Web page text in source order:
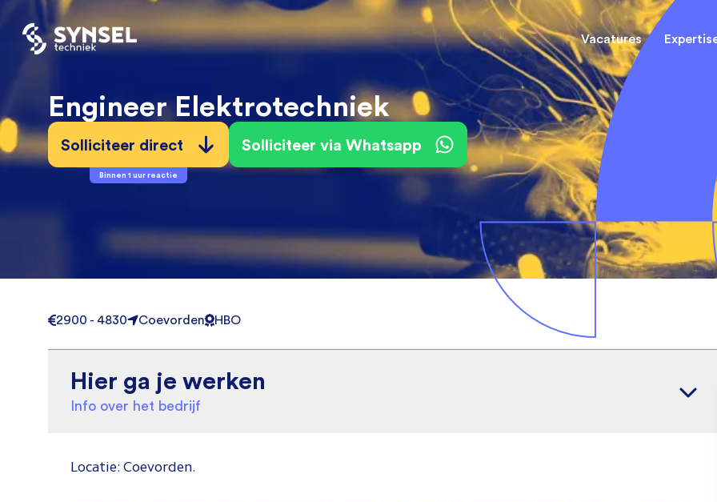
Vacatures
(Field) Service Engineers
Software & Electrical
Engineers
Monteurs binnendienst
Technisch-Commercieel
(Field) Service Engineers
Software & Electrical
Engineers
Monteurs binnendienst
Engineer Elektrotechniek
Solliciteer direct
Binnen 1 uur reactie
Solliciteer via Whatsapp
voor
2900 - 4830 Coevorden HBO
Hier ga je werken
Info over het bedrijf
Locatie: Coevorden.